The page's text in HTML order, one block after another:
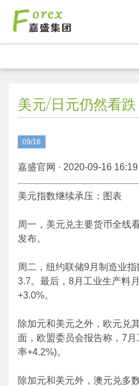
美元/日元仍然看跌
09/16
嘉盛官网 · 2020-09-16 16:19
美元指数继续承压：图表
周一，美元兑主要货币全线
发布。
周二，纽约联储9月制造业
3.7。最后，8月工业生产料
+3.0%。
除加元和美元之外，欧元兑
面，欧盟委员会报告称，7
率+4.2%)。
除加元和美元外，澳元兑多